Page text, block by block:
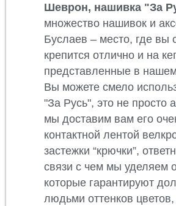
Шеврон, нашивка "За
множество нашивок и
Буслаев – место, где вы
крепится отлично и на
представленные в
Вы можете смело
"За Русь", это не просто
мы доставим вам его
контактной лентой
застежки “крючки”,
связи с чем мы уделяем
которые гарантируют
людьми оттенков